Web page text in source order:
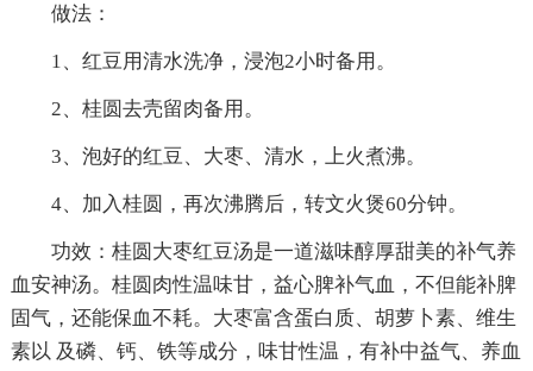
做法：
1、红豆用清水洗净，浸泡2小时备用。
2、桂圆去壳留肉备用。
3、泡好的红豆、大枣、清水，上火煮沸。
4、加入桂圆，再次沸腾后，转文火煲60分钟。
功效：桂圆大枣红豆汤是一道滋味醇厚甜美的补气养
血安神汤。桂圆肉性温味甘，益心脾补气血，不但能补脾
固气，还能保血不耗。大枣富含蛋白质、胡萝卜素、维生
素以 及磷、钙、铁等成分，味甘性温，有补中益气、养血